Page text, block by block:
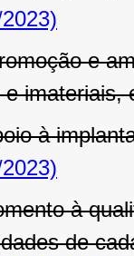
e
e imateriais,
à
à
de